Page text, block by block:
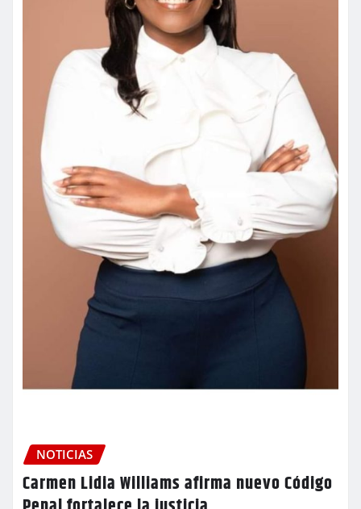
NOTICIAS
Carmen Lidia Williams afirma nuevo Código